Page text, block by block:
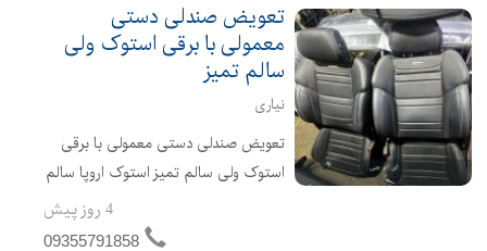
تعویض صندلی دستی
معمولی با برقی استوک ولی
سالم تمیز
نیاری
تعویض صندلی دستی معمولی با برقی
استوک ولی سالم تمیز استوک اروپا سالم
در حد نو با انواع مدلهای متفاوت در
سایزهای متفاوت و رنگ های متفاوت
4 روز پیش
09355791858